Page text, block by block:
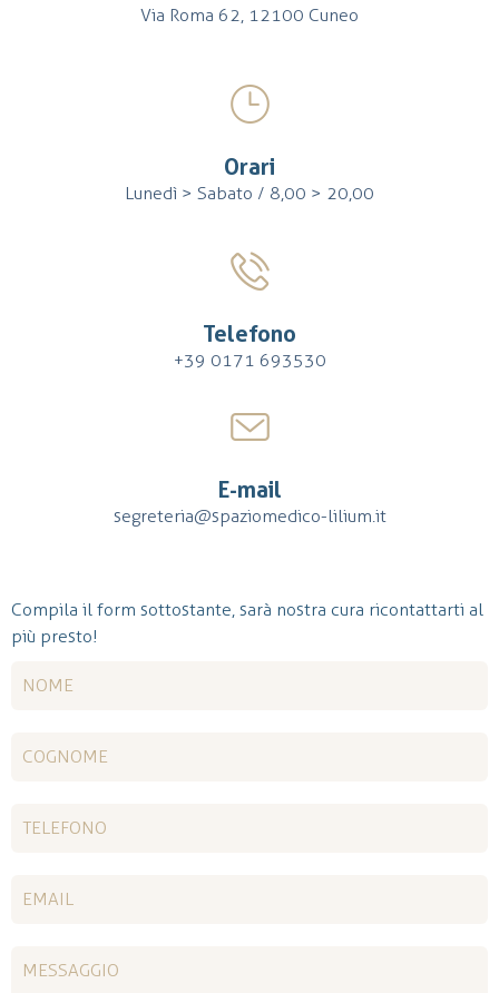
Via Roma 62, 12100 Cuneo
Orari
Lunedì > Sabato / 8,00 > 20,00
Telefono
+39 0171 693530
E-mail
segreteria@spaziomedico-lilium.it
Compila il form sottostante, sarà nostra cura ricontattarti al
più presto!